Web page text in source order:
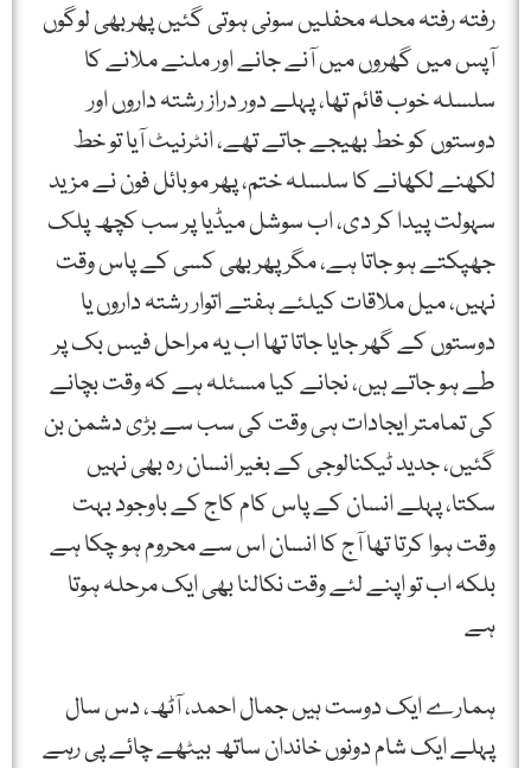
رفتہ رفتہ محلہ محفلیں سونی ہوتی گئیں پھربھی لوگوں
آپس میں گھروں میں آنے جانے اور ملنے ملانے کا
سلسلہ خوب قائم تھا، پہلے دور دراز رشتہ داروں اور
دوستوں کو خط بھیجے جاتے تھے، انٹرنیٹ آیا تو خط
لکھنے لکھانے کا سلسلہ ختم، پھر موبائل فون نے مزید
سہولت پیدا کر دی، اب سوشل میڈیا پر سب کچھ پلک
جھپکتے ہو جاتا ہے، مگر پھر بھی کسی کے پاس وقت
نہیں، میل ملاقات کیلئے ہفتے اتوار رشتہ داروں یا
دوستوں کے گھر جایا جاتا تھا اب یہ مراحل فیس بک پر
طے ہو جاتے ہیں، نجانے کیا مسئلہ ہے کہ وقت بچانے
کی تمامتر ایجادات ہی وقت کی سب سے بڑی دشمن بن
گئیں، جدید ٹیکنالوجی کے بغیر انسان رہ بھی نہیں
سکتا، پہلے انسان کے پاس کام کاج کے باوجود بہت
وقت ہوا کرتا تھا آج کا انسان اس سے محروم ہو چکا ہے
بلکہ اب تو اپنے لئے وقت نکالنا بھی ایک مرحلہ ہوتا
ہے
ہمارے ایک دوست ہیں جمال احمد، آٹھ، دس سال
پہلے ایک شام دونوں خاندان ساتھ بیٹھے چائے پی رہے